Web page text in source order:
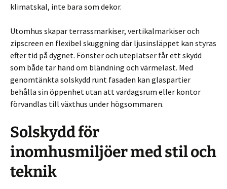
klimatskal, inte bara som dekor.
Utomhus skapar terrassmarkiser, vertikalmarkiser och
zipscreen en flexibel skuggning där ljusinsläppet kan styras
efter tid på dygnet. Fönster och uteplatser får ett skydd
som både tar hand om bländning och värmelast. Med
genomtänkta solskydd runt fasaden kan glaspartier
behålla sin öppenhet utan att vardagsrum eller kontor
förvandlas till växthus under högsommaren.
Solskydd för
inomhusmiljöer med stil och
teknik